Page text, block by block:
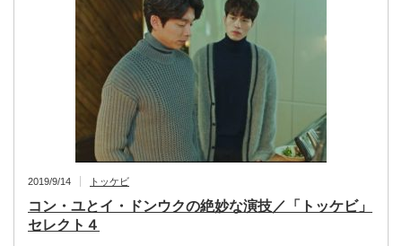
2019/9/14 トッケビ
コン・ユとイ・ドンウクの絶妙な演技／「トッケビ」
セレクト４